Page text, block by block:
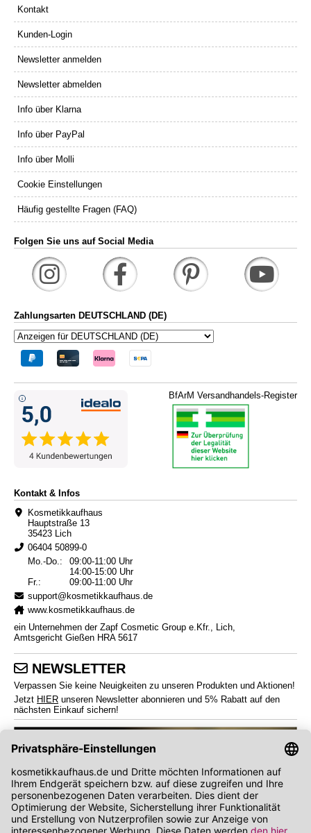
Kontakt
Kunden-Login
Newsletter anmelden
Newsletter abmelden
Info über Klarna
Info über PayPal
Info über Molli
Cookie Einstellungen
Häufig gestellte Fragen (FAQ)
Folgen Sie uns auf Social Media
Zahlungsarten DEUTSCHLAND (DE)
BfArM Versandhandels-Register
Kontakt & Infos
Kosmetikkaufhaus
Hauptstraße 13
35423 Lich
06404 50899-0
Mo.-Do.:
09:00-11:00 Uhr
14:00-15:00 Uhr
Fr.:
09:00-11:00 Uhr
support@kosmetikkaufhaus.de
www.kosmetikkaufhaus.de
ein Unternehmen der Zapf Cosmetic Group e.Kfr., Lich,
Amtsgericht Gießen HRA 5617
NEWSLETTER
Verpassen Sie keine Neuigkeiten zu unseren Produkten und Aktionen!
Jetzt HIER unseren Newsletter abonnieren und 5% Rabatt auf den
nächsten Einkauf sichern!